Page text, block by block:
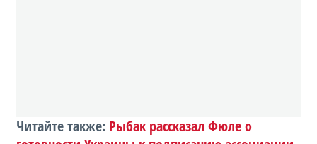
Читайте также: Рыбак рассказал Фюле о